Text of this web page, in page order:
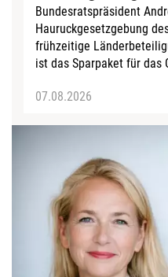
Bundesratspräsident
Hauruckgesetzgebung
frühzeitige
ist das Sparpaket für das
07.08.2026